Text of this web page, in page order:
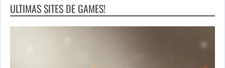
ULTIMAS SITES DE GAMES!